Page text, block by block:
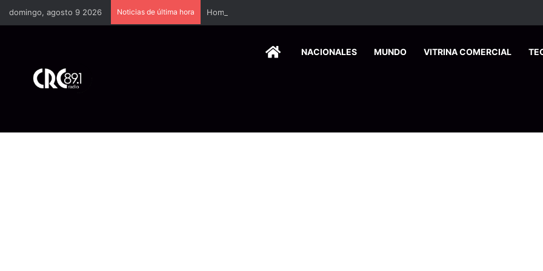
domingo, agosto 9 2026 Noticias de última hora Hombres encapuchados ingresan a hospital de Nicoya y matan a paciente a balazos
HOMENACIONALES MUNDO VITRINA COMERCIAL